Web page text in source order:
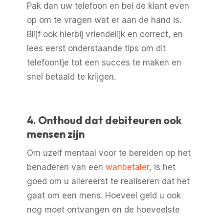
Pak dan uw telefoon en bel de klant even
op om te vragen wat er aan de hand is.
Blijf ook hierbij vriendelijk en correct, en
lees eerst onderstaande tips om dit
telefoontje tot een succes te maken en
snel betaald te krijgen.
4. Onthoud dat debiteuren ook
mensen zijn
Om uzelf mentaal voor te bereiden op het
benaderen van een wanbetaler, is het
goed om u allereerst te realiseren dat het
gaat om een mens. Hoeveel geld u ook
nog moet ontvangen en de hoeveelste